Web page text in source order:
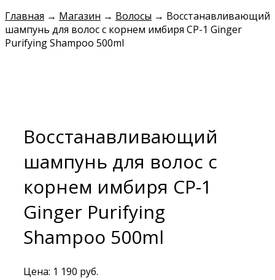
Главная → Магазин → Волосы → Восстанавливающий
шампунь для волос с корнем имбиря CP-1 Ginger
Purifying Shampoo 500ml
Восстанавливающий
шампунь для волос с
корнем имбиря CP-1
Ginger Purifying
Shampoo 500ml
Цена: 1 190 руб.